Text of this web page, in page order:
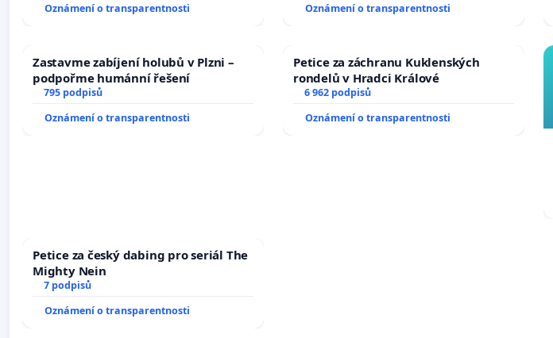
na přijetí usnesení k podání ústavní
Oznámení o transparentnosti
Oznámení o transparentnosti
Zastavme zabíjení holubů v Plzni –
podpořme humánní řešení
795 podpisů
Oznámení o transparentnosti
Petice za záchranu Kuklenských
rondelů v Hradci Králové
6 962 podpisů
Oznámení o transparentnosti
Petice za český dabing pro seriál The
Mighty Nein
7 podpisů
Oznámení o transparentnosti